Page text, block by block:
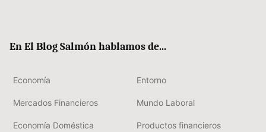
En El Blog Salmón hablamos de...
Economía Entorno
Mercados Financieros Mundo Laboral
Economía Doméstica Productos financieros